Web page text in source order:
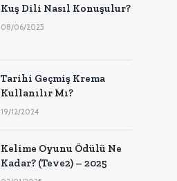
Kuş Dili Nasıl Konuşulur?
08/06/2025
Tarihi Geçmiş Krema
Kullanılır Mı?
19/12/2024
Kelime Oyunu Ödülü Ne
Kadar? (Teve2) – 2025